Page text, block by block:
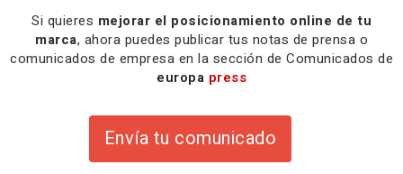
Si quieres mejorar el posicionamiento online de tu
marca, ahora puedes publicar tus notas de prensa o
comunicados de empresa en la sección de Comunicados de
europa press
Envía tu comunicado